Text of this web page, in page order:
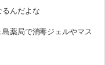
んだよな
島薬局で消毒ジェルやマス